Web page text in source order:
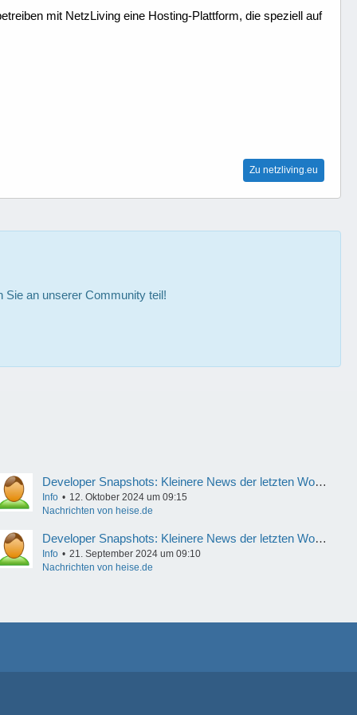
mit NetzLiving eine Hosting-Plattform, die speziell auf
Zu netzliving.eu
Sie an unserer Community teil!
Developer Snapshots: Kleinere News der letzten Woche
Info
12. Oktober 2024 um 09:15
Nachrichten von heise.de
Developer Snapshots: Kleinere News der letzten Woche
Info
21. September 2024 um 09:10
Nachrichten von heise.de